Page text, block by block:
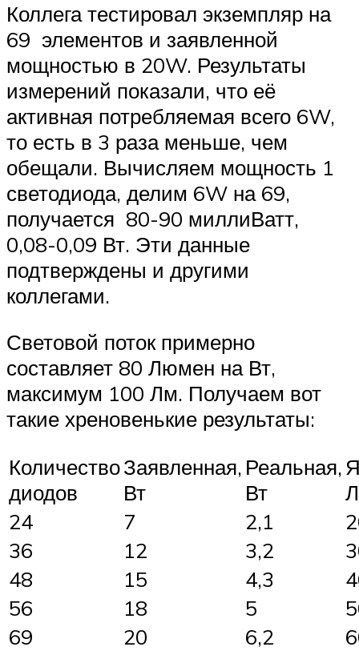
Коллега тестировал экземпляр на
69 элементов и заявленной
мощностью в 20W. Результаты
измерений показали, что её
активная потребляемая всего 6W,
то есть в 3 раза меньше, чем
обещали. Вычисляем мощность 1
светодиода, делим 6W на 69,
получается 80-90 миллиВатт,
0,08-0,09 Вт. Эти данные
подтверждены и другими
коллегами.
Световой поток примерно
составляет 80 Люмен на Вт,
максимум 100 Лм. Получаем вот
такие хреновенькие результаты:
Количество
диодов
Заявленная,
Вт
Реальная,
Вт
24
7 2,1
36
12 3,2
48
15 4,3
56
18 5
69
20 6,2